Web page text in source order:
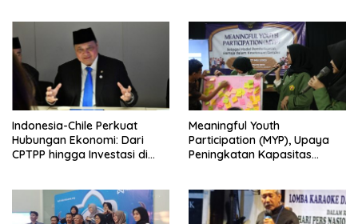
Indonesia-Chile Perkuat
Hubungan Ekonomi: Dari
CPTPP hingga Investasi di
Meaningful Youth
Participation (MYP), Upaya
Peningkatan Kapasitas